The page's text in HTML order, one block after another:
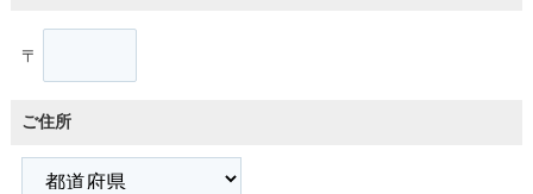
〒
ご住所